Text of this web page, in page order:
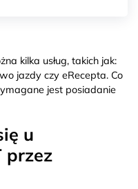
kilka usług, takich jak:
jazdy czy eRecepta. Co
jest posiadanie
u
przez